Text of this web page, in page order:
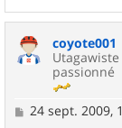
coyote001
Utagawiste
passionné
M
24 sept. 2009,